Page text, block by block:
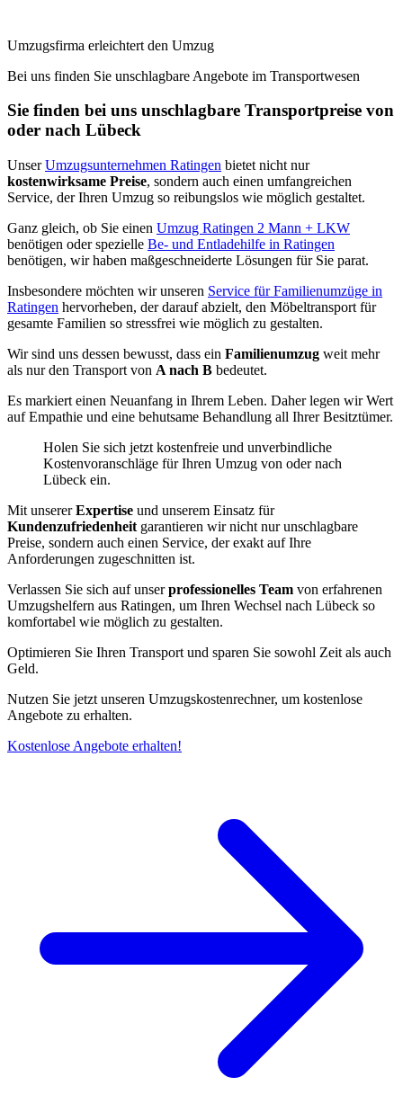
Umzugsfirma erleichtert den Umzug
Bei uns finden Sie unschlagbare Angebote im Transportwesen
Sie finden bei uns unschlagbare Transportpreise von
oder nach Lübeck
UnserUmzugsunternehmen Ratingen bietet nicht nur
kostenwirksame Preise, sondern auch einen umfangreichen
Service, der Ihren Umzug so reibungslos wie möglich gestaltet.
Ganz gleich, ob Sie einen Umzug Ratingen 2 Mann + LKW
benötigen oder spezielle Be- und Entladehilfe in Ratingen
benötigen, wir haben maßgeschneiderte Lösungen für Sie parat.
Insbesondere möchten wir unseren Service für Familienumzüge in
Ratingen hervorheben, der darauf abzielt, den Möbeltransport für
gesamte Familien so stressfrei wie möglich zu gestalten.
Wir sind uns dessen bewusst, dass ein Familienumzug weit mehr
als nur den Transport von A nach B bedeutet.
Es markiert einen Neuanfang in Ihrem Leben. Daher legen wir Wert
auf Empathie und eine behutsame Behandlung all Ihrer Besitztümer.
Holen Sie sich jetzt kostenfreie und unverbindliche
Kostenvoranschläge für Ihren Umzug von oder nach
Lübeck ein.
Mit unsererExpertise und unserem Einsatz für
Kundenzufriedenheit garantieren wir nicht nur unschlagbare
Preise, sondern auch einen Service, der exakt auf Ihre
Anforderungen zugeschnitten ist.
Verlassen Sie sich auf unserprofessionelles Team von erfahrenen
Umzugshelfern aus Ratingen, um Ihren Wechsel nach Lübeck so
komfortabel wie möglich zu gestalten.
Optimieren Sie Ihren Transport und sparen Sie sowohl Zeit als auch
Geld.
Nutzen Sie jetzt unseren Umzugskostenrechner, um kostenlose
Angebote zu erhalten.
Kostenlose Angebote erhalten!